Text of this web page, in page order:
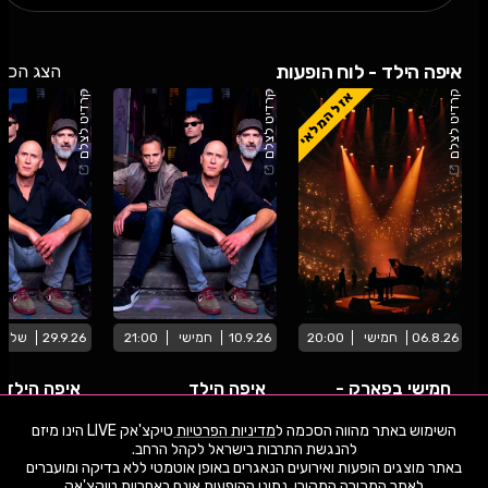
השימוש באתר מהווה הסכמה למדיניות הפרטיות
טיקצ'אק LIVE הינו מיזם
באתר מוצגים הופעות ואירועים הנאגרים באופן אוטמטי ללא בדיקה ומועברים
איפה הילד - לוח הופעות הצג הכל
קרדיט לצלם אזל המלאי
06.8.26 חמישי 20:00
חמישי בפארק -
את דנה ברגר
פארק הנצח Ramat HaSharon
קרדיט לצלם
10.9.26 חמישי 21:00
איפה הילד
קרדיט לצלם
29.9.26
איפה הילד
הופעות בהשתתפות איפה הילד